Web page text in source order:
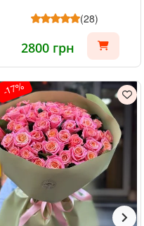
(28)
2800 грн
-17%